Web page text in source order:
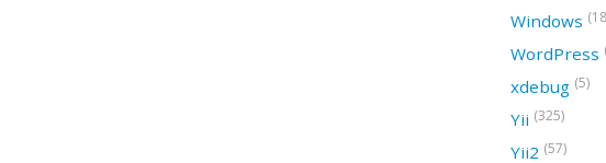
Windows
WordPress
xdebug (5)
Yii (325)
Yii2 (57)